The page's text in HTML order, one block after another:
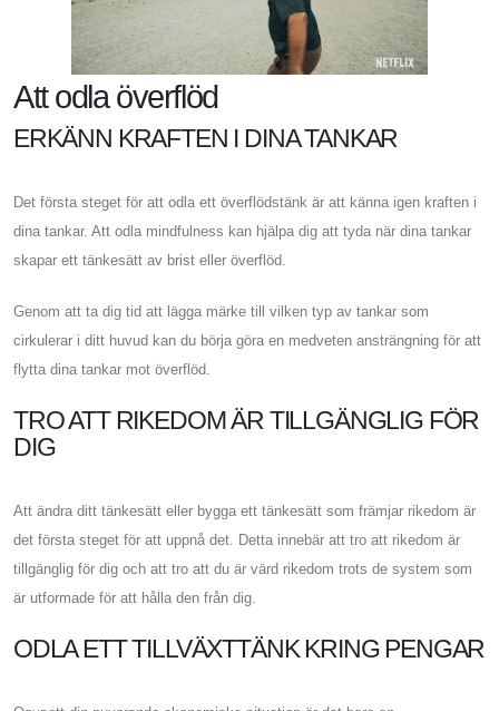
Att odla överflöd
ERKÄNN KRAFTEN I DINA TANKAR
Det första steget för att odla ett överflödstänk är att känna igen kraften i
dina tankar. Att odla mindfulness kan hjälpa dig att tyda när dina tankar
skapar ett tänkesätt av brist eller överflöd.
Genom att ta dig tid att lägga märke till vilken typ av tankar som
cirkulerar i ditt huvud kan du börja göra en medveten ansträngning för att
flytta dina tankar mot överflöd.
TRO ATT RIKEDOM ÄR TILLGÄNGLIG FÖR
DIG
Att ändra ditt tänkesätt eller bygga ett tänkesätt som främjar rikedom är
det första steget för att uppnå det. Detta innebär att tro att rikedom är
tillgänglig för dig och att tro att du är värd rikedom trots de system som
är utformade för att hålla den från dig.
ODLA ETT TILLVÄXTTÄNK KRING PENGAR